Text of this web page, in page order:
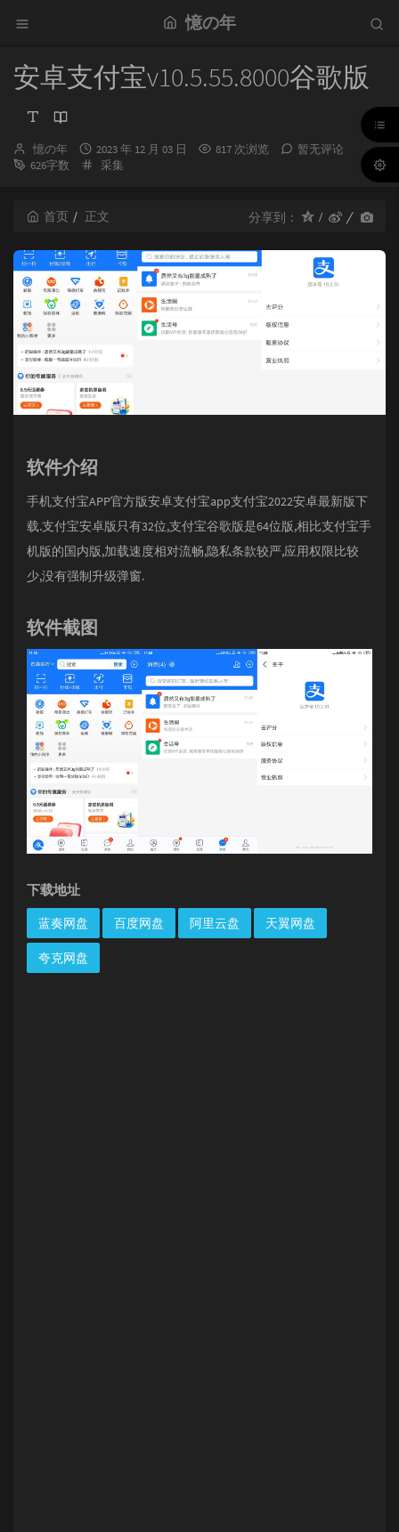
憶の年
安卓支付宝v10.5.55.8000谷歌版
博
主：
憶の年
发
布
2023 年 12 月 03 日 817 次浏览
暂无评论
626字数
分
采集
首页 正文 分享到：
软件介绍
手机支付宝APP官方版安卓支付宝app支付宝2022安卓最新版下
载.支付宝安卓版只有32位,支付宝谷歌版是64位版,相比支付宝手
机版的国内版,加载速度相对流畅,隐私条款较严,应用权限比较
少,没有强制升级弹窗.
软件截图
下载地址
蓝奏网盘 百度网盘 阿里云盘 天翼网盘
夸克网盘